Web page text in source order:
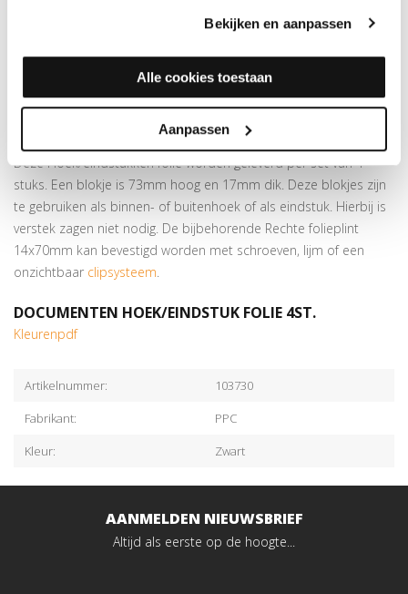
Bekijken en aanpassen
Alle cookies toestaan
Aanpassen
175 kleuren
Speciaal voor deRechte folieplint 14x70mm
Prijs is per set van 4 blokjes
Montage d.m.v. verlijmen metkit
MEER INFORMATIE HOEK/EINDSTUK FOLIE 4ST.
Deze Hoek/eindstukken folie worden geleverd per set van 4
stuks. Een blokje is 73mm hoog en 17mm dik. Deze blokjes zijn
te gebruiken als binnen- of buitenhoek of als eindstuk. Hierbij is
verstek zagen niet nodig. De bijbehorende Rechte folieplint
14x70mm kan bevestigd worden met schroeven, lijm of een
onzichtbaar clipsysteem.
DOCUMENTEN HOEK/EINDSTUK FOLIE 4ST.
Kleurenpdf
Artikelnummer:
103730
Fabrikant:
PPC
Kleur:
Zwart
AANMELDEN NIEUWSBRIEF
Altijd als eerste op de hoogte...